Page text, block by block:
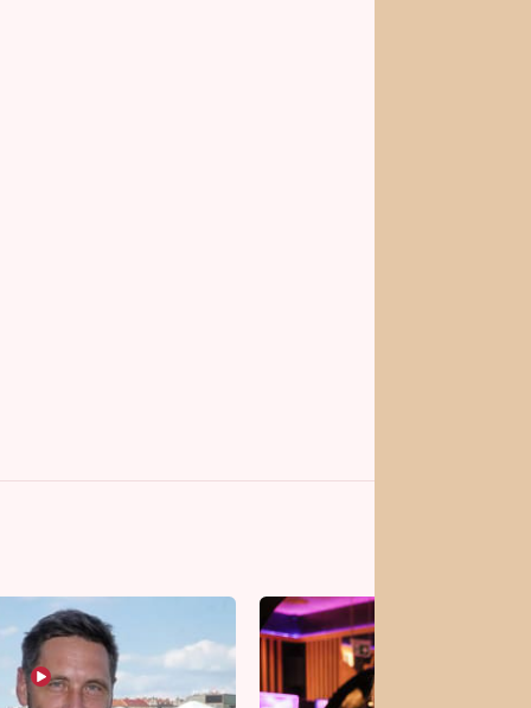
pro vás
Vojta Dyk dřel kvůli
roli mezi zápasníky.